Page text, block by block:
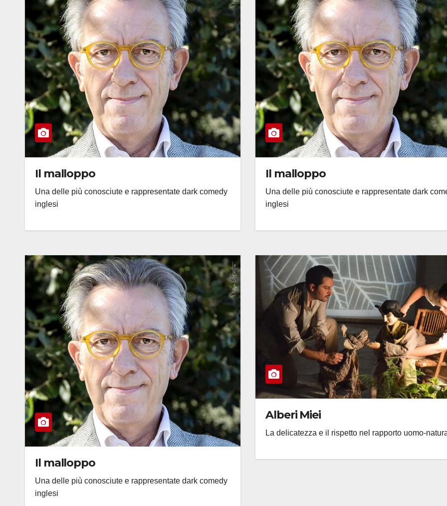
Il malloppo
Una delle più conosciute e rappresentate dark comedy
inglesi
Il malloppo
Una delle più conosciute e rappresentate dark
inglesi
Il malloppo
Una delle più conosciute e rappresentate dark comedy
inglesi
Alberi Miei
La delicatezza e il rispetto nel rapporto uomo-